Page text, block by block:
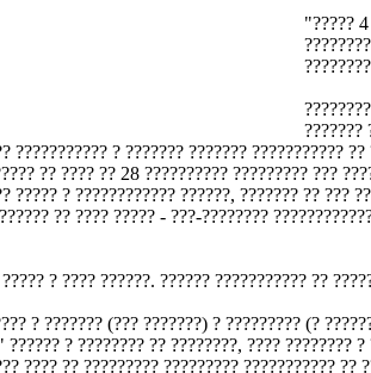
"????? 4
???????
??????????? ? ??????? ??????? ???????????
?? ???? ?? 28 ?????????? ????????? ???
????? ? ???????????? ??????, ??????? ?? ???
?? ???? ????? - ???-????????
? ???? ??????. ?????? ??????????? ??
? ??????? (??? ???????) ? ????????? (?
? ???????? ?? ????????, ???? ????????
???? ?? ????????? ????????? ???????????